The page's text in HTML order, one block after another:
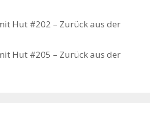
Hut #202 – Zurück aus der
Hut #205 – Zurück aus der